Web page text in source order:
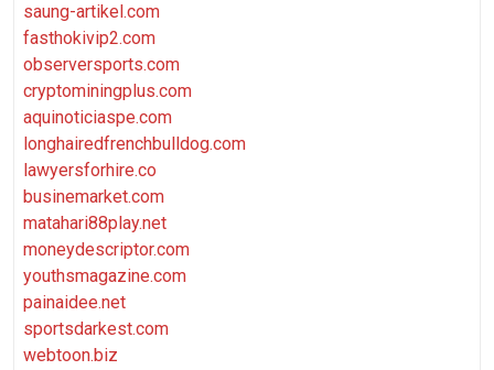
saung-artikel.com
fasthokivip2.com
observersports.com
cryptominingplus.com
aquinoticiaspe.com
longhairedfrenchbulldog.com
lawyersforhire.co
businemarket.com
matahari88play.net
moneydescriptor.com
youthsmagazine.com
painaidee.net
sportsdarkest.com
webtoon.biz